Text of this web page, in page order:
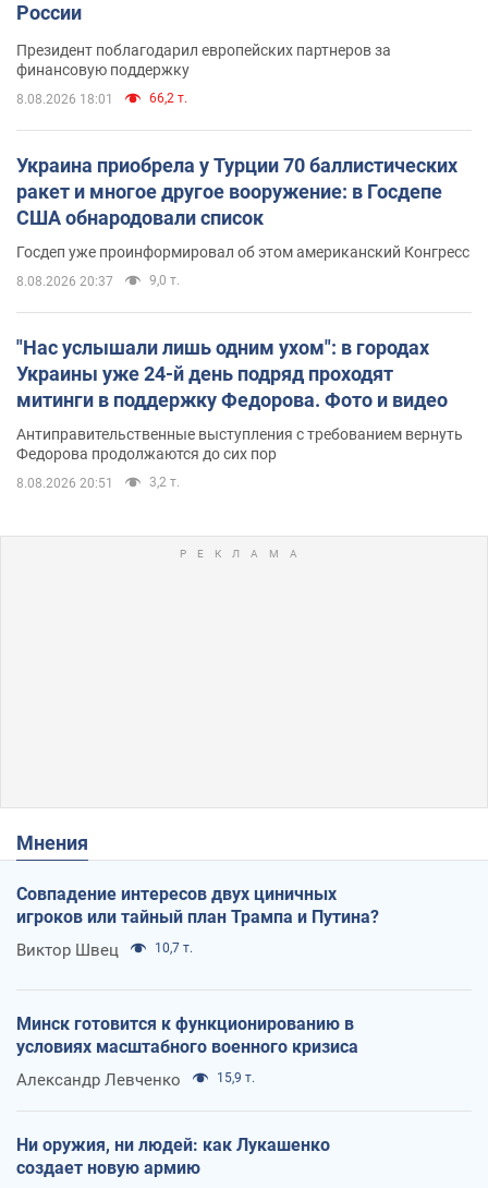
России
Президент поблагодарил европейских партнеров за
финансовую поддержку
8.08.2026 18:01 66,2 т.
Украина приобрела у Турции 70 баллистических
ракет и многое другое вооружение: в Госдепе
США обнародовали список
Госдеп уже проинформировал об этом американский Конгресс
8.08.2026 20:37 9,0 т.
"Нас услышали лишь одним ухом": в городах
Украины уже 24-й день подряд проходят
митинги в поддержку Федорова. Фото и видео
Антиправительственные выступления с требованием вернуть
Федорова продолжаются до сих пор
8.08.2026 20:51 3,2 т.
Мнения
Совпадение интересов двух циничных
игроков или тайный план Трампа и Путина?
Виктор Швец 10,7 т.
Минск готовится к функционированию в
условиях масштабного военного кризиса
Александр Левченко 15,9 т.
Ни оружия, ни людей: как Лукашенко
создает новую армию